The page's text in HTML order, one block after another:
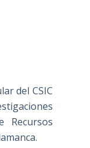
del CSIC
Recursos